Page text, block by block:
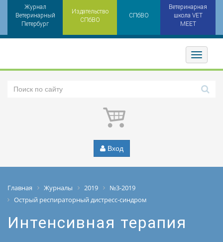
Журнал
Ветеринарный
Петербург
Издательство
СПбВО
СПбВО
Ветеринарная
школа VET
MEET
Toggler
Вход
Главная Журналы 2019
№3-2019
Острый респираторный дистресс-синдром
Интенсивная терапия